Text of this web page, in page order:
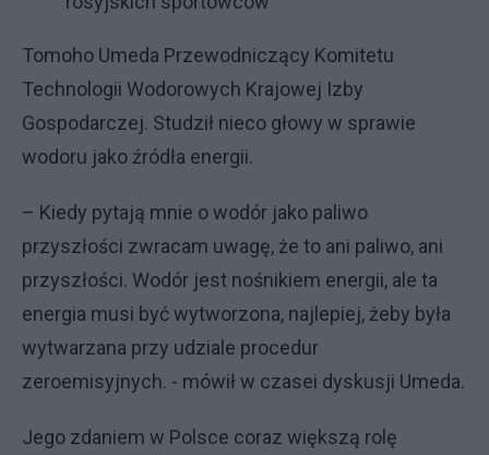
Tomoho Umeda Przewodniczący Komitetu
Technologii Wodorowych Krajowej Izby
Gospodarczej. Studził nieco głowy w sprawie
wodoru jako źródła energii.
– Kiedy pytają mnie o wodór jako paliwo
przyszłości zwracam uwagę, że to ani paliwo, ani
przyszłości. Wodór jest nośnikiem energii, ale ta
energia musi być wytworzona, najlepiej, żeby była
wytwarzana przy udziale procedur
zeroemisyjnych. - mówił w czasei dyskusji Umeda.
Jego zdaniem w Polsce coraz większą rolę